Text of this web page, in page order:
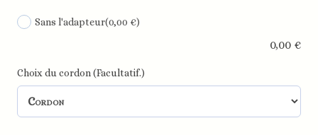
Sans l'adapteur(0,00 €)
0,00 €
Choix du cordon (Facultatif.)